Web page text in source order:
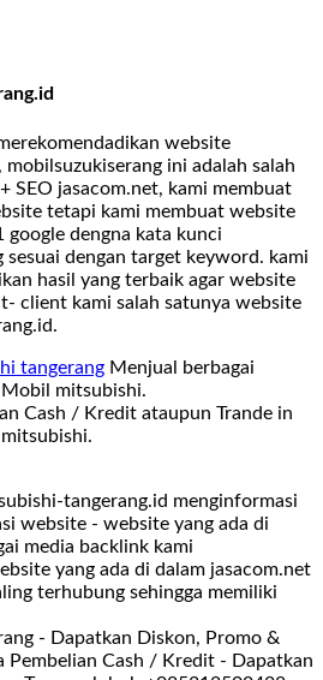
website
ini adalah salah
SEO jasacom.net, kami membuat
tetapi kami membuat website
google dengna kata kunci
dengan target keyword. kami
hasil yang terbaik agar website
client kami salah satunya website
tangerang Menjual berbagai
mitsubishi.
Cash / Kredit ataupun Trande in
tangerang.id menginformasi
website - website yang ada di
media backlink kami
yang ada di dalam jasacom.net
terhubung sehingga memiliki
- Dapatkan Diskon, Promo &
Pembelian Cash / Kredit - Dapatkan